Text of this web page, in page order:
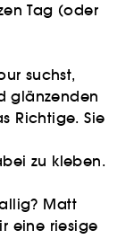
Tag (oder
suchst,
glänzenden
Richtige. Sie
zu kleben.
Matt
eine riesige